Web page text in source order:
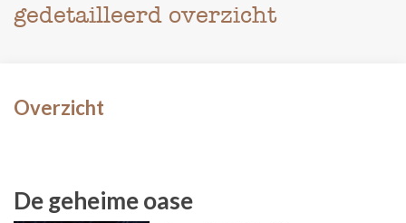
gedetailleerd overzicht
Overzicht
De geheime oase